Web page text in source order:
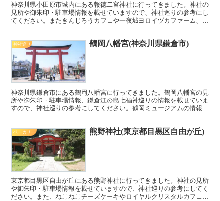
神奈川県小田原市城内にある報徳二宮神社に行ってきました。神社の
見所や御朱印・駐車場情報を載せていますので、神社巡りの参考にし
てください。またきんじろうカフェや一夜城ヨロイヅカファーム、湘
神社巡り 鶴岡八幡宮(神奈川県鎌倉市)
神奈川県鎌倉市にある鶴岡八幡宮に行ってきました。鶴岡八幡宮の見
所や御朱印・駐車場情報、鎌倉江の島七福神巡りの情報を載せていま
すので、神社巡りの参考にしてください。鶴岡ミュージアムの情報も
ベーカリー 熊野神社(東京都目黒区自由が丘)
東京都目黒区自由が丘にある熊野神社に行ってきました。神社の見所
や御朱印・駐車場情報を載せていますので、神社巡りの参考にしてく
ださい。また、ねこねこチーズケーキやロイヤルクリスタルカフェの